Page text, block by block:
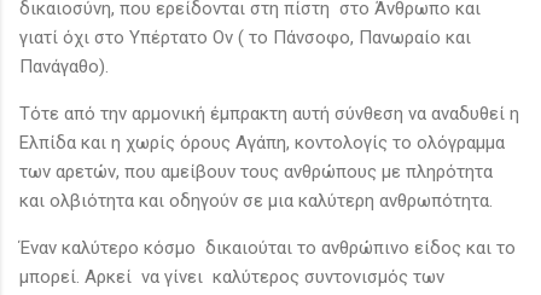
δικαιοσύνη, που ερείδονται στη πίστη στο Άνθρωπο και
γιατί όχι στο Υπέρτατο Ον ( το Πάνσοφο, Πανωραίο και
Πανάγαθο).
Τότε από την αρμονική έμπρακτη αυτή σύνθεση να αναδυθεί η
Ελπίδα και η χωρίς όρους Αγάπη, κοντολογίς το ολόγραμμα
των αρετών, που αμείβουν τους ανθρώπους με πληρότητα
και ολβιότητα και οδηγούν σε μια καλύτερη ανθρωπότητα.
Έναν καλύτερο κόσμο δικαιούται το ανθρώπινο είδος και το
μπορεί. Αρκεί να γίνει καλύτερος συντονισμός των